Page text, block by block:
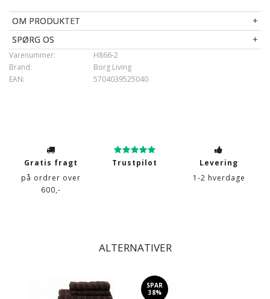
OM PRODUKTET
SPØRG OS
H866-2
Varenummer:
Borg Living
Brand:
5704039525040
EAN:
Gratis fragt
på ordrer over
600,-
Trustpilot
Levering
1-2 hverdage
ALTERNATIVER
SPAR
38%